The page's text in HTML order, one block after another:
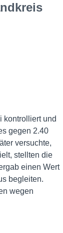
kontrolliert und
gegen 2.40
versuchte,
stellten die
einen Wert
begleiten.
wegen